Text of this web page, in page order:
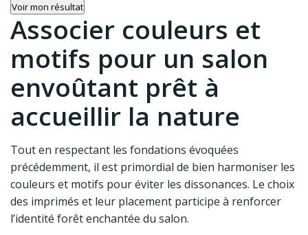
Voir mon résultat
Associer couleurs et
motifs pour un salon
envoûtant prêt à
accueillir la nature
Tout en respectant les fondations évoquées
précédemment, il est primordial de bien harmoniser les
couleurs et motifs pour éviter les dissonances. Le choix
des imprimés et leur placement participe à renforcer
l’identité forêt enchantée du salon.